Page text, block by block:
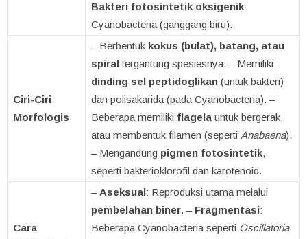
Bakteri fotosintetik oksigenik:
Cyanobacteria (ganggang biru).
Ciri-Ciri
Morfologis
– Berbentuk kokus (bulat), batang, atau
spiraltergantung spesiesnya. – Memiliki
dinding sel peptidoglikan (untuk bakteri)
dan polisakarida (pada Cyanobacteria). –
Beberapa memiliki flagela untuk bergerak,
atau membentuk filamen (seperti Anabaena).
– Mengandung pigmen fotosintetik,
seperti bakterioklorofil dan karotenoid.
Cara
– Aseksual: Reproduksi utama melalui
pembelahan biner. – Fragmentasi:
Beberapa Cyanobacteria seperti Oscillatoria